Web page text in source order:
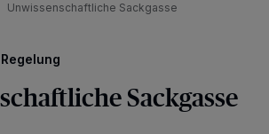
Unwissenschaftliche Sackgasse
Sackgasse